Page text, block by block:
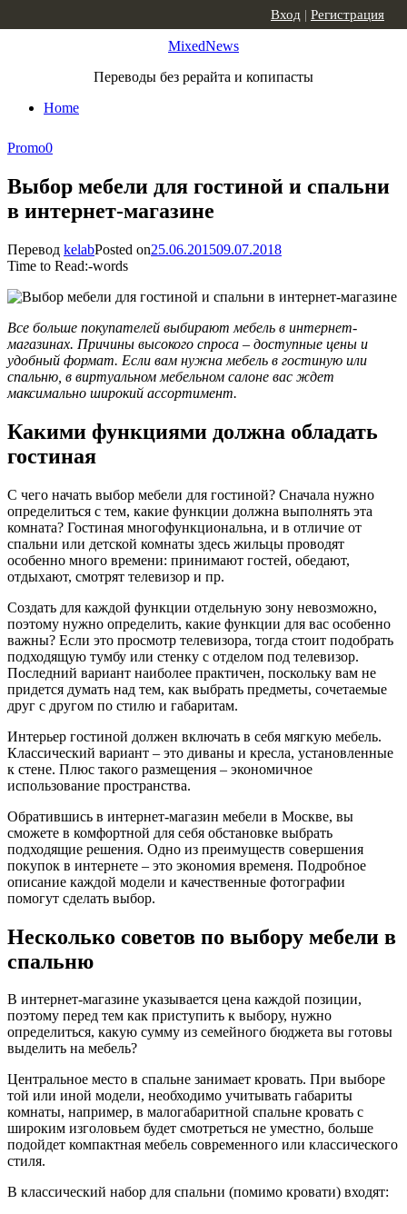
MixedNews
Переводы без рерайта и копипасты
Home
Вход | Регистрация
Promo0
Выбор мебели для гостиной и спальни
в интернет-магазине
Перевод kelabPosted on25.06.201509.07.2018
Time to Read:-words
Все больше покупателей выбирают мебель в интернет-
магазинах. Причины высокого спроса – доступные цены и
удобный формат. Если вам нужна мебель в гостиную или
спальню, в виртуальном мебельном салоне вас ждет
максимально широкий ассортимент.
Какими функциями должна обладать
гостиная
С чего начать выбор мебели для гостиной? Сначала нужно
определиться с тем, какие функции должна выполнять эта
комната? Гостиная многофункциональна, и в отличие от
спальни или детской комнаты здесь жильцы проводят
особенно много времени: принимают гостей, обедают,
отдыхают, смотрят телевизор и пр.
Создать для каждой функции отдельную зону невозможно,
поэтому нужно определить, какие функции для вас особенно
важны? Если это просмотр телевизора, тогда стоит подобрать
подходящую тумбу или стенку с отделом под телевизор.
Последний вариант наиболее практичен, поскольку вам не
придется думать над тем, как выбрать предметы, сочетаемые
друг с другом по стилю и габаритам.
Интерьер гостиной должен включать в себя мягкую мебель.
Классический вариант – это диваны и кресла, установленные
к стене. Плюс такого размещения – экономичное
использование пространства.
Обратившись в интернет-магазин мебели в Москве, вы
сможете в комфортной для себя обстановке выбрать
подходящие решения. Одно из преимуществ совершения
покупок в интернете – это экономия временя. Подробное
описание каждой модели и качественные фотографии
помогут сделать выбор.
Несколько советов по выбору мебели в
спальню
В интернет-магазине указывается цена каждой позиции,
поэтому перед тем как приступить к выбору, нужно
определиться, какую сумму из семейного бюджета вы готовы
выделить на мебель?
Центральное место в спальне занимает кровать. При выборе
той или иной модели, необходимо учитывать габариты
комнаты, например, в малогабаритной спальне кровать с
широким изголовьем будет смотреться не уместно, больше
подойдет компактная мебель современного или классического
стиля.
В классический набор для спальни (помимо кровати) входят: